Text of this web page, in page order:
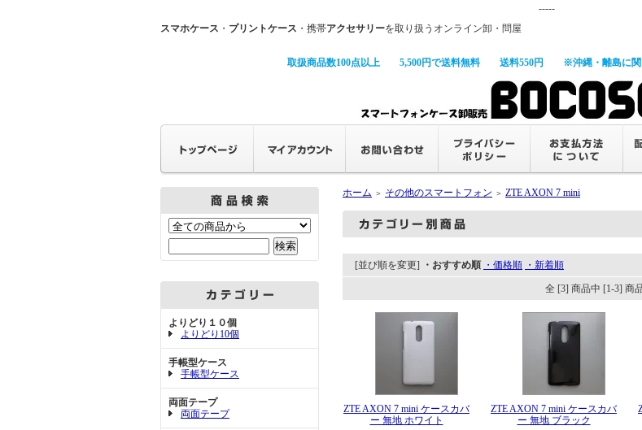
-----
スマホケース ・ プリントケース ・携帯アクセサリーを取り扱うオンライン卸・問屋
取扱商品数100点以上 5,500円で送料無料 送料550円 ※沖縄・離島に関
よりどり１０個
よりどり10個
手帳型ケース
手帳型ケース
両面テープ
両面テープ
ホーム ＞ その他のスマートフォン ＞ ZTE AXON 7 mini
[並び順を変更] ・おすすめ順 ・価格順 ・新着順
全 [3] 商品中 [1-3] 商
ZTE AXON 7 mini ケースカバ
ー 無地 ホワイト
ZTE AXON 7 mini ケースカバ
ー 無地 ブラック